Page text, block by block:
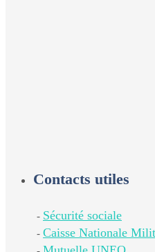
Contacts utiles
- Sécurité sociale
- Caisse Nationale